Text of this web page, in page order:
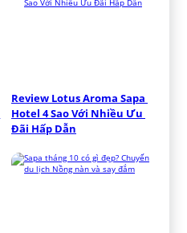
Review Lotus Aroma Sapa
Hotel 4 Sao Với Nhiều Ưu
Đãi Hấp Dẫn